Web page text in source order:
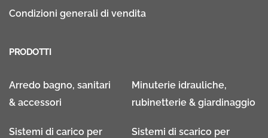
Condizioni generali di vendita
PRODOTTI
Arredo bagno, sanitari
& accessori
Minuterie idrauliche,
rubinetterie & giardinaggio
Sistemi di carico per
Sistemi di scarico per